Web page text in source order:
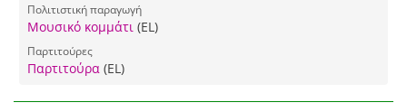
Πολιτιστική παραγωγή
Μουσικό κομμάτι (EL)
Παρτιτούρες
Παρτιτούρα (EL)